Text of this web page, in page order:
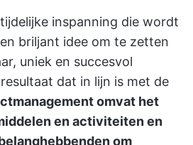
inspanning die wordt
briljant idee om te zetten
uniek en succesvol
dat in lijn is met de
omvat het
en activiteiten en
om